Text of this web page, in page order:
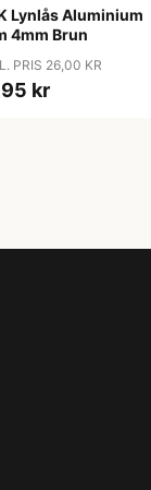
Lynlås Aluminium
4mm Brun
PRIS 26,00 KR
kr